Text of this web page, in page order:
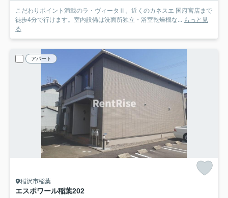
こだわりポイント満載のラ・ヴィータⅡ。近くのカネスエ 国府宮店まで
徒歩4分で行けます。室内設備は洗面所独立・浴室乾燥機な... もっと見
る
アパート
稲沢市稲葉
エスポワール稲葉202